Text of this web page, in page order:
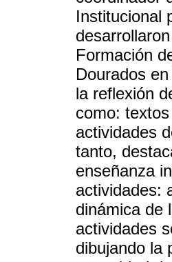
Institucional
Formación
Dourados
la reflexión
como:
actividades
tanto,
enseñanza
actividades:
dinámica de
actividades
dibujando la